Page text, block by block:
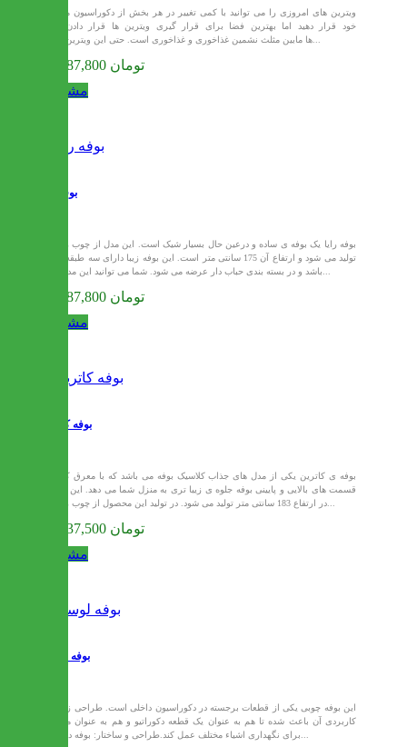
ویترین های امروزی را می توانید با کمی تغییر در هر بخش از دکوراسیون منزل
خود قرار دهید اما بهترین فضا برای قرار گیری ویترین ها قرار دادن آن
ها مابین مثلث نشمین غذاخوری و غذاخوری است. حتی این ویترین می...
49,987,800 تومان
مشاهده
بوفه رایا
بوفه رایا یک بوفه ی ساده و درعین حال بسیار شیک است. این مدل از چوب راش
تولید می شود و ارتفاع آن 175 سانتی متر است. این بوفه زیبا دارای سه طبقه می
باشد و در بسته بندی حباب دار عرضه می شود. شما می توانید این مدل را...
49,987,800 تومان
مشاهده
بوفه کاترین
بوفه ی کاترین یکی از مدل های جذاب کلاسیک بوفه می باشد که با معرق کاری
قسمت های بالایی و پایینی بوفه جلوه ی زیبا تری به منزل شما می دهد. این مدل
54,337,500 تومان
مشاهده
بوفه لوسی
این بوفه چوبی یکی از قطعات برجسته در دکوراسیون داخلی است. طراحی زیبا و
کاربردی آن باعث شده تا هم به عنوان یک قطعه دکوراتیو و هم به عنوان محلی